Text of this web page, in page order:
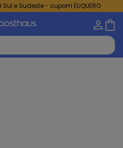
Sul e Sudeste - cupom EUQUERO